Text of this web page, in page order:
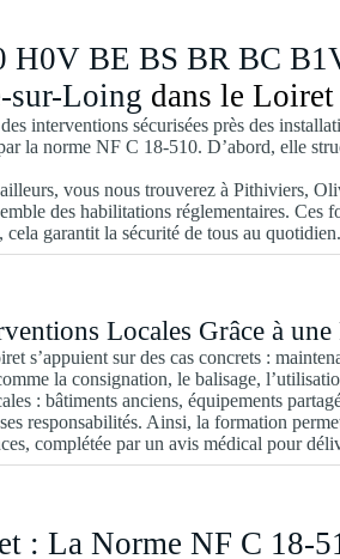
BE BS BR BC
sur-Loing dans le
interventions sécurisées près des
la norme NF C 18-510. D’abord, elle
vous nous trouverez à Pithiviers,
des habilitations réglementaires.
garantit la sécurité de tous au quotidien.
Locales Grâce à
s’appuient sur des cas concrets :
la consignation, le balisage,
: bâtiments anciens, équipements
responsabilités. Ainsi, la formation
complétée par un avis médical pour
: La Norme NF C 18-